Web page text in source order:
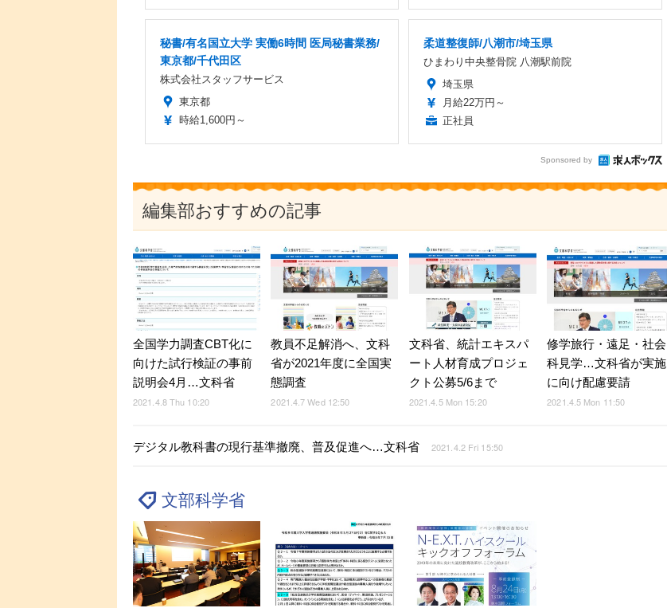
秘書/有名国立大学 実働6時間 医局秘書業務/
東京都/千代田区
株式会社スタッフサービス
東京都
時給1,600円～
柔道整復師/八潮市/埼玉県
ひまわり中央整骨院 八潮駅前院
埼玉県
月給22万円～
正社員
Sponsored by
編集部おすすめの記事
全国学力調査CBT化に
向けた試行検証の事前
説明会4月…文科省
2021.4.8 Thu 10:20
教員不足解消へ、文科
省が2021年度に全国実
態調査
2021.4.7 Wed 12:50
文科省、統計エキスパ
ート人材育成プロジェ
クト公募5/6まで
2021.4.5 Mon 15:20
修学旅行・遠足・社会
科見学…文科省が実施
に向け配慮要請
2021.4.5 Mon 11:50
デジタル教科書の現行基準撤廃、普及促進へ…文科省 2021.4.2 Fri 15:50
文部科学省